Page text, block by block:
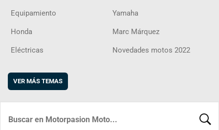
Equipamiento Yamaha
Honda Marc Márquez
Eléctricas Novedades motos 2022
VER MÁS TEMAS